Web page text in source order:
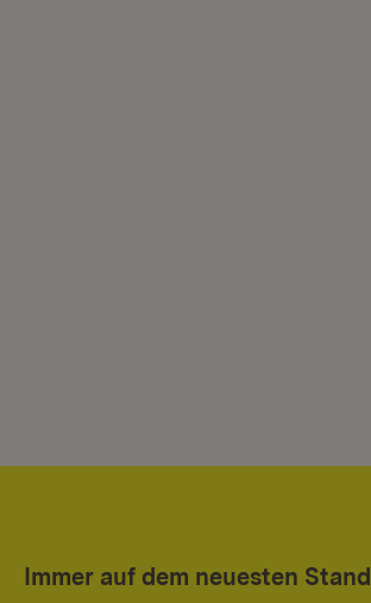
Immer auf dem neuesten Stand